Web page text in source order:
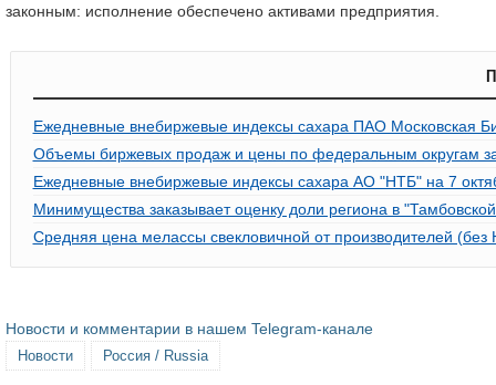
законным: исполнение обеспечено активами предприятия.
Ежедневные внебиржевые индексы сахара ПАО Московская
Объемы биржевых продаж и цены по федеральным округам
Ежедневные внебиржевые индексы сахара АО "НТБ" на 7
Минимущества заказывает оценку доли региона в
Средняя цена мелассы свекловичной от производителей
Новости и комментарии в нашем Telegram-канале
Новости Россия / Russia